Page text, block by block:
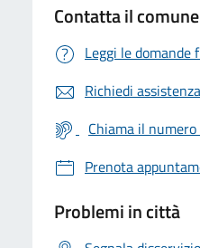
Contatta il comune
Leggi le domande
Richiedi assistenza
Chiama il
Prenota
Problemi in città